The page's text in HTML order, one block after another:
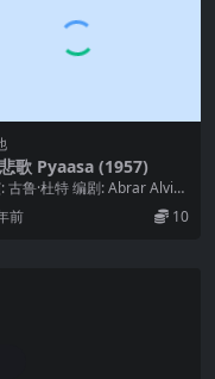
歌 Pyaasa (1957)
古鲁·杜特 编剧: Abrar Alvi
前 10